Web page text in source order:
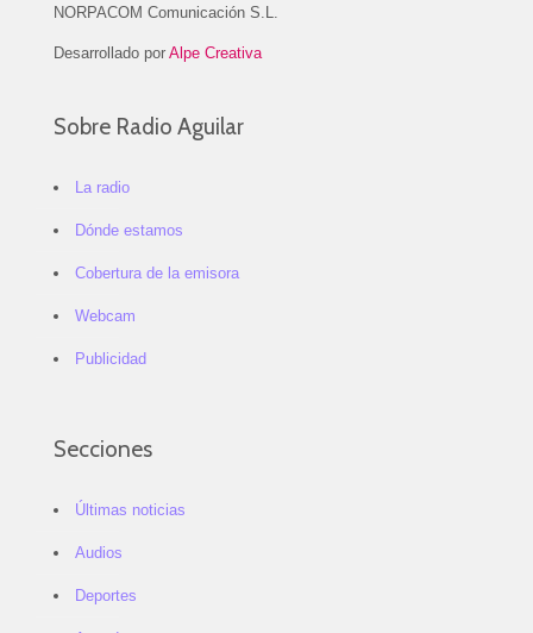
NORPACOM Comunicación S.L.
Desarrollado por Alpe Creativa
Sobre Radio Aguilar
La radio
Dónde estamos
Cobertura de la emisora
Webcam
Publicidad
Secciones
Últimas noticias
Audios
Deportes